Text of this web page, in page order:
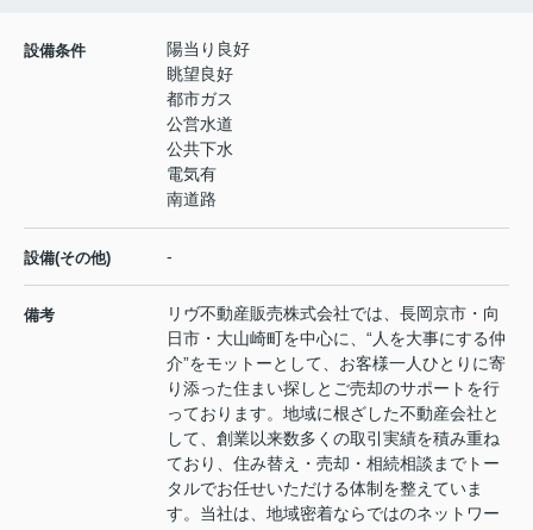
設備条件
陽当り良好
眺望良好
都市ガス
公営水道
公共下水
電気有
南道路
設備(その他) -
備考
リヴ不動産販売株式会社では、長岡京市・向
日市・大山崎町を中心に、“人を大事にする仲
介”をモットーとして、お客様一人ひとりに寄
り添った住まい探しとご売却のサポートを行
っております。地域に根ざした不動産会社と
して、創業以来数多くの取引実績を積み重ね
ており、住み替え・売却・相続相談までトー
タルでお任せいただける体制を整えていま
す。当社は、地域密着ならではのネットワー